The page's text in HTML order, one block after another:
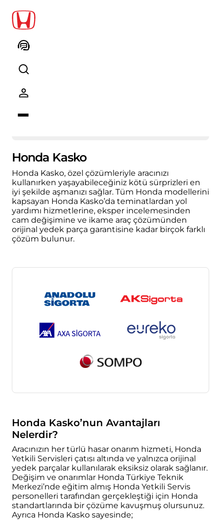
Honda Kasko
Honda Kasko, özel çözümleriyle aracınızı
kullanırken yaşayabileceğiniz kötü sürprizleri en
iyi şekilde aşmanızı sağlar. Tüm Honda modellerini
kapsayan Honda Kasko’da teminatlardan yol
yardımı hizmetlerine, eksper incelemesinden
cam değişimine ve ikame araç çözümünden
orijinal yedek parça garantisine kadar birçok farklı
çözüm bulunur.
Honda Kasko’nun Avantajları
Nelerdir?
Aracınızın her türlü hasar onarım hizmeti, Honda
Yetkili Servisleri çatısı altında ve yalnızca orijinal
yedek parçalar kullanılarak eksiksiz olarak sağlanır.
Değişim ve onarımlar Honda Türkiye Teknik
Merkezi’nde eğitim almış Honda Yetkili Servis
personelleri tarafından gerçekleştiği için Honda
standartlarında bir çözüme kavuşmuş olursunuz.
Ayrıca Honda Kasko sayesinde;